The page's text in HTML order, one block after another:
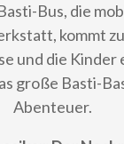
Bus, die
kommt
und die Kinder
große Basti-
Abenteuer.